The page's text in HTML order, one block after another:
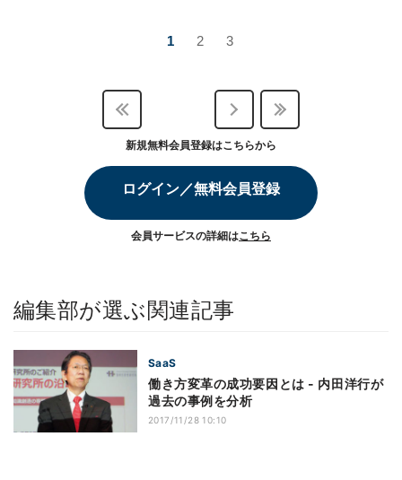
1 2 3
新規無料会員登録はこちらから
ログイン／無料会員登録
会員サービスの詳細はこちら
編集部が選ぶ関連記事
SaaS
働き方変革の成功要因とは - 内田洋行が
過去の事例を分析
2017/11/28 10:10